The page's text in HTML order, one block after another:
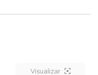
Visualizar